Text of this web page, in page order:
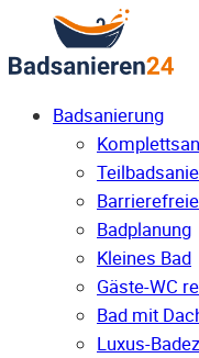
Badsanierung
Badplanung
Kleines Bad
Gäste-WC
Bad mit
Luxus-